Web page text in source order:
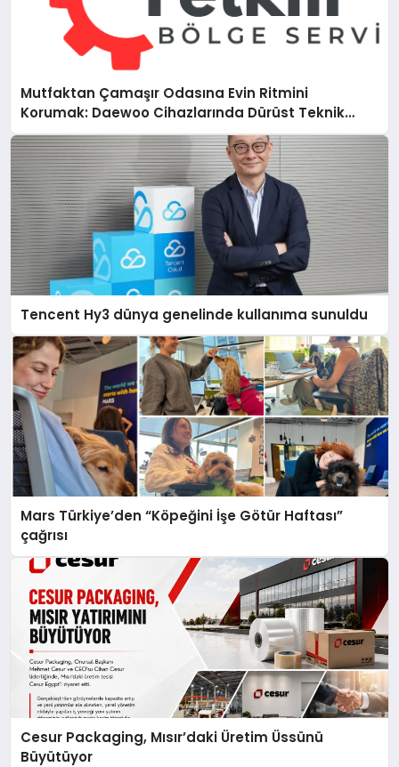
Mutfaktan Çamaşır Odasına Evin Ritmini
Korumak: Daewoo Cihazlarında Dürüst Teknik
Destek Deneyimi
Tencent Hy3 dünya genelinde kullanıma sunuldu
Mars Türkiye’den “Köpeğini İşe Götür Haftası”
çağrısı
Cesur Packaging, Mısır’daki Üretim Üssünü
Büyütüyor